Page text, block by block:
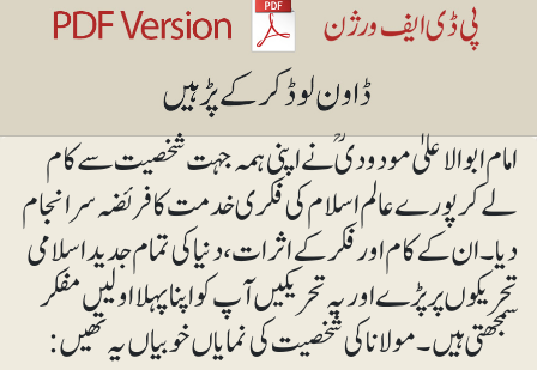
امام ابوالاعلیٰ مودودیؒ نے اپنی ہمہ جہت شخصیت سے کام
لے کر پورے عالم اسلام کی فکری خدمت کا فریضہ سرانجام
دیا۔ ان کے کام اور فکر کے اثرات، دنیا کی تمام جدید اسلامی
تحریکوں پر پڑے اور یہ تحریکیں آپ کو اپنا پہلا اولیں مفکر
سمجھتی ہیں۔ مولانا کی شخصیت کی نمایاں خوبیاں یہ تھیں: